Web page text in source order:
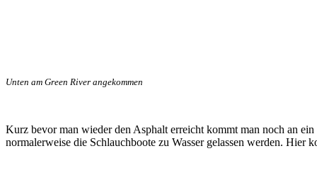
Unten am Green River angekommen
Kurz bevor man wieder den Asphalt erreicht kommt man noch an
normalerweise die Schlauchboote zu Wasser gelassen werden. Hier